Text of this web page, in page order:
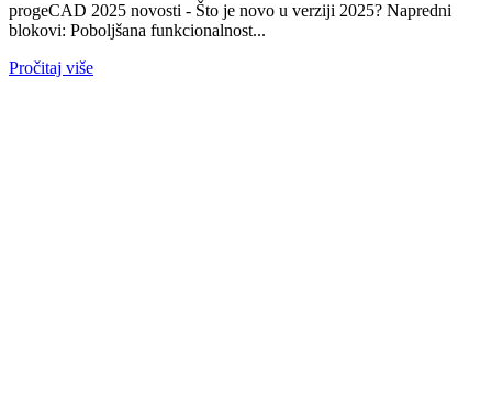
progeCAD 2025 novosti - Što je novo u verziji 2025? Napredni
blokovi: Poboljšana funkcionalnost...
Pročitaj više